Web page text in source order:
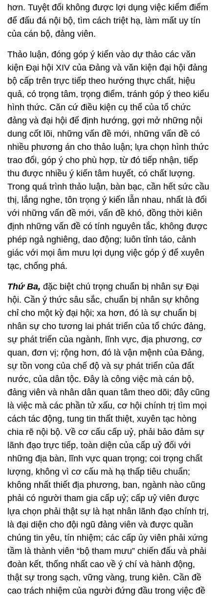
hơn. Tuyệt đối không được lợi dụng việc kiểm điểm
để đấu đá nội bộ, tìm cách triệt hạ, làm mất uy tín
của cán bộ, đảng viên.
Thảo luận, đóng góp ý kiến vào dự thảo các văn
kiện Đại hội XIV của Đảng và văn kiện đại hội đảng
bộ cấp trên trực tiếp theo hướng thực chất, hiệu
quả, có trọng tâm, trọng điểm, tránh góp ý theo kiểu
hình thức. Căn cứ điều kiện cụ thể của tổ chức
đảng và đại hội để định hướng, gợi mở những nội
dung cốt lõi, những vấn đề mới, những vấn đề có
nhiều phương án cho thảo luận; lựa chọn hình thức
trao đổi, góp ý cho phù hợp, từ đó tiếp nhận, tiếp
thu được nhiều ý kiến tâm huyết, có chất lượng.
Trong quá trình thảo luận, bàn bạc, cần hết sức cầu
thị, lắng nghe, tôn trọng ý kiến lẫn nhau, nhất là đối
với những vấn đề mới, vấn đề khó, đồng thời kiên
định những vấn đề có tính nguyên tắc, không được
phép ngả nghiêng, dao động; luôn tỉnh táo, cảnh
giác với mọi âm mưu lợi dụng việc góp ý để xuyên
tạc, chống phá.
Thứ Ba, đặc biệt chú trọng chuẩn bị nhân sự Đại
hội. Cần ý thức sâu sắc, chuẩn bị nhân sự không
chỉ cho một kỳ đại hội; xa hơn, đó là sự chuẩn bị
nhân sự cho tương lai phát triển của tổ chức đảng,
sự phát triển của ngành, lĩnh vực, địa phương, cơ
quan, đơn vị; rộng hơn, đó là vận mệnh của Đảng,
sự tồn vong của chế độ và sự phát triển của đất
nước, của dân tộc. Đây là công việc mà cán bộ,
đảng viên và nhân dân quan tâm theo dõi; đây cũng
là việc mà các phần tử xấu, cơ hội chính trị tìm mọi
cách tác động, tung tin thất thiệt, xuyên tạc hòng
chia rẽ nội bộ. Về cơ cấu cấp uỷ, phải bảo đảm sự
lãnh đạo trực tiếp, toàn diện của cấp uỷ đối với
những địa bàn, lĩnh vực quan trọng; coi trọng chất
lượng, không vì cơ cấu mà hạ thấp tiêu chuẩn;
không nhất thiết địa phương, ban, ngành nào cũng
phải có người tham gia cấp uỷ; cấp uỷ viên được
lựa chọn phải thật sự là hạt nhân lãnh đạo chính trị,
là đại diện cho đội ngũ đảng viên và được quần
chúng tin yêu, tín nhiệm; các cấp ủy viên phải xứng
tầm là thành viên “bộ tham mưu” chiến đấu và phải
đoàn kết, thống nhất cao về ý chí và hành động,
thật sự trong sạch, vững vàng, trung kiên. Cần đề
cao trách nhiệm của người đứng đầu trong việc đề